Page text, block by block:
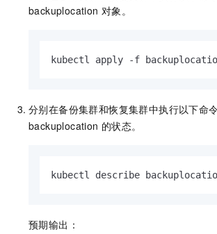
backuplocation 对象。
kubectl apply -f
分别在备份集群和恢复集群中执行以下命
backuplocation 的状态。
kubectl describe
预期输出：